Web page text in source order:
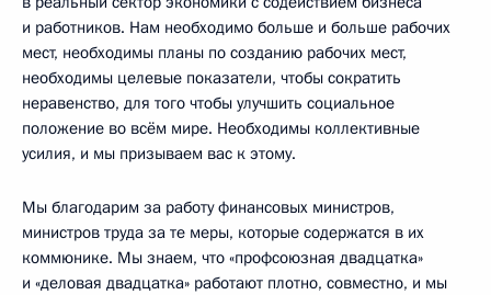
и работников. Нам необходимо больше и больше рабочих
мест, необходимы планы по созданию рабочих мест,
необходимы целевые показатели, чтобы сократить
неравенство, для того чтобы улучшить социальное
положение во всём мире. Необходимы коллективные
усилия, и мы призываем вас к этому.
Мы благодарим за работу финансовых министров,
министров труда за те меры, которые содержатся в их
коммюнике. Мы знаем, что «профсоюзная двадцатка»
и «деловая двадцатка» работают плотно, совместно, и мы